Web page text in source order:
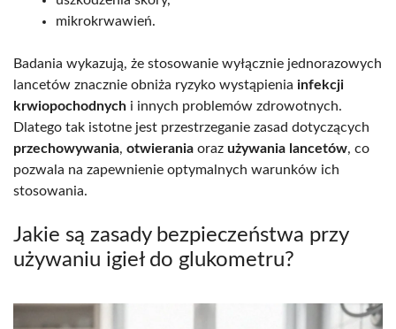
mikrokrwawień.
Badania wykazują, że stosowanie wyłącznie jednorazowych
lancetów znacznie obniża ryzyko wystąpienia infekcji
krwiopochodnych i innych problemów zdrowotnych.
Dlatego tak istotne jest przestrzeganie zasad dotyczących
przechowywania, otwierania oraz używania lancetów, co
pozwala na zapewnienie optymalnych warunków ich
stosowania.
Jakie są zasady bezpieczeństwa przy
używaniu igieł do glukometru?